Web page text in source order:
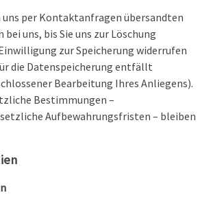
uns per Kontaktanfragen übersandten
uns, bis Sie uns zur Löschung
zur Speicherung widerrufen
die Datenspeicherung entfällt
Bearbeitung Ihres Anliegens).
Bestimmungen –
Aufbewahrungsfristen – bleiben